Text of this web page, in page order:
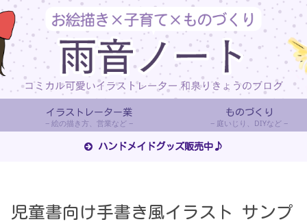
イラストレーター業
絵の描き方、営業など
ものづくり
庭いじり、DIYなど
ハンドメイドグッズ販売中♪
児童書向け手書き風イラスト サンプ